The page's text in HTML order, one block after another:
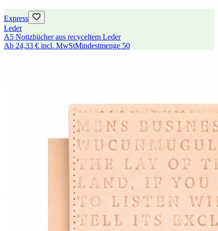
Express
Leder
A5 Notizbücher aus recyceltem Leder
Ab 24,33 € incl. MwStMindestmenge 50